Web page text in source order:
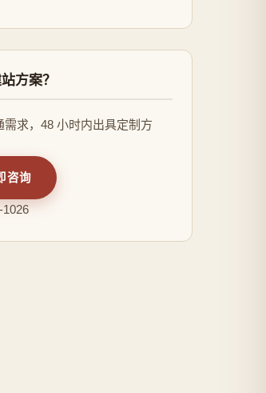
方案？
需求，48 小时内出具定制方
咨询
1026